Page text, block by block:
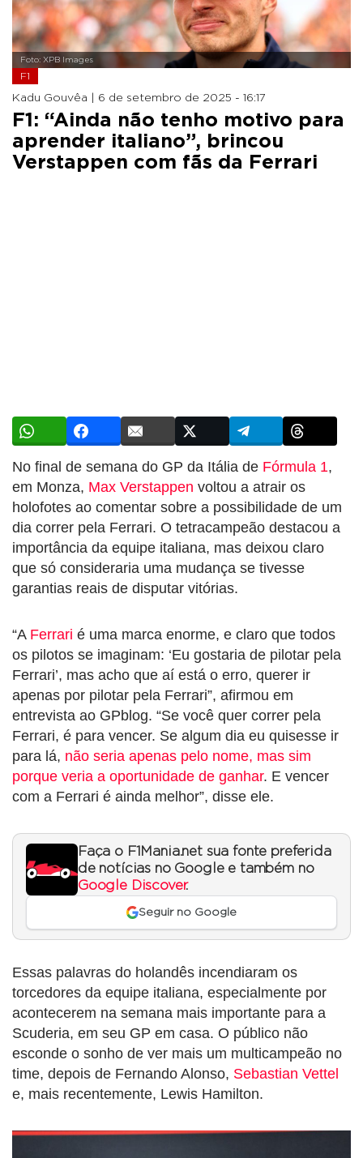
Foto: XPB Images
F1
Kadu Gouvêa | 6 de setembro de 2025 - 16:17
F1: “Ainda não tenho motivo para
aprender italiano”, brincou
Verstappen com fãs da Ferrari
No final de semana do GP da Itália de Fórmula 1,
em Monza, Max Verstappen voltou a atrair os
holofotes ao comentar sobre a possibilidade de um
dia correr pela Ferrari. O tetracampeão destacou a
importância da equipe italiana, mas deixou claro
que só consideraria uma mudança se tivesse
garantias reais de disputar vitórias.
“A Ferrari é uma marca enorme, e claro que todos
os pilotos se imaginam: ‘Eu gostaria de pilotar pela
Ferrari’, mas acho que aí está o erro, querer ir
apenas por pilotar pela Ferrari”, afirmou em
entrevista ao GPblog. “Se você quer correr pela
Ferrari, é para vencer. Se algum dia eu quisesse ir
para lá, não seria apenas pelo nome, mas sim
porque veria a oportunidade de ganhar. E vencer
com a Ferrari é ainda melhor”, disse ele.
Faça o F1Mania.net sua fonte preferida
de notícias no Google e também no
Google Discover.
Seguir no Google
Essas palavras do holandês incendiaram os
torcedores da equipe italiana, especialmente por
acontecerem na semana mais importante para a
Scuderia, em seu GP em casa. O público não
esconde o sonho de ver mais um multicampeão no
time, depois de Fernando Alonso, Sebastian Vettel
e, mais recentemente, Lewis Hamilton.